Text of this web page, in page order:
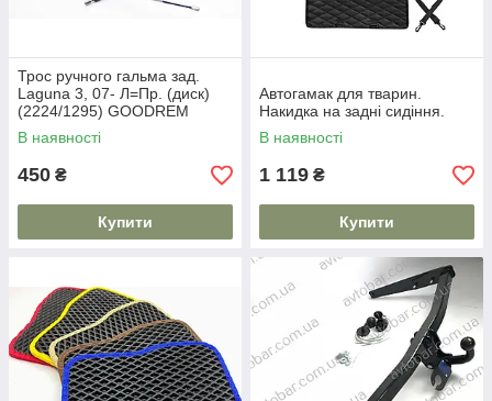
Трос ручного гальма зад.
Laguna 3, 07- Л=Пр. (диск)
(2224/1295) GOODREM
RM4187
В наявності
450 ₴
Купити
Автогамак для тварин.
Накидка на задні сидіння.
В наявності
1 119 ₴
Купити